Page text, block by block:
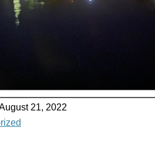
21, 2022